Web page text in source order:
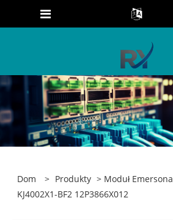
Dom > Produkty > Moduł Emersona
KJ4002X1-BF2 12P3866X012